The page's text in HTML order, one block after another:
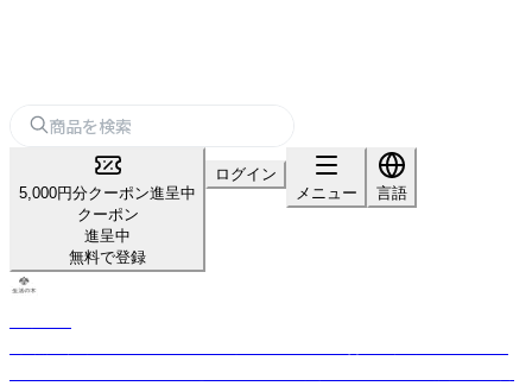
5,000円分クーポン進呈中
クーポン
進呈中
無料で登録
ログイン
メニュー
言語